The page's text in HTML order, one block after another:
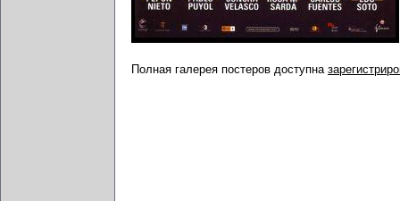
Полная галерея постеров доступна